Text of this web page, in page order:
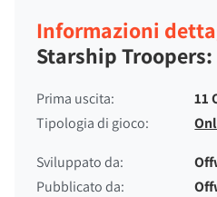
Informazioni
Starship
Prima uscita:
11
Tipologia di gioco:
Sviluppato da:
Pubblicato da: